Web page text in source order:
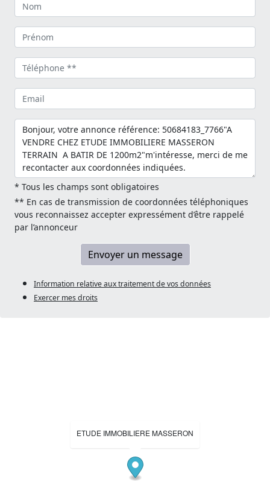
* Tous les champs sont obligatoires
** En cas de transmission de coordonnées téléphoniques
vous reconnaissez accepter expressément d’être rappelé
par l’annonceur
Envoyer un message
Information relative aux traitement de vos données
Exercer mes droits
ETUDE IMMOBILIERE MASSERON